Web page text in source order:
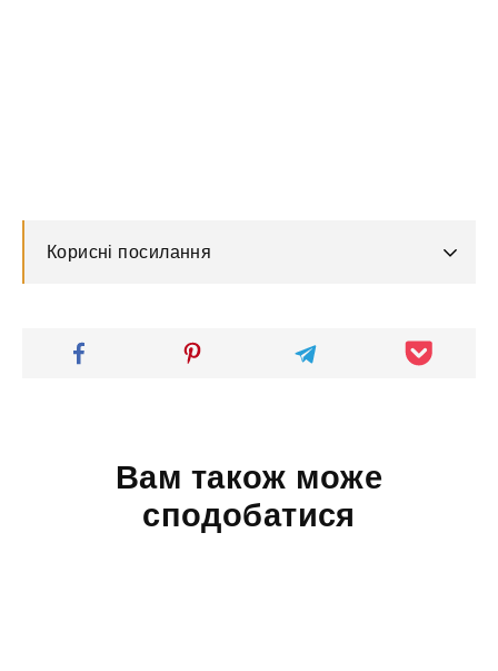
Корисні посилання
Вам також може
сподобатися